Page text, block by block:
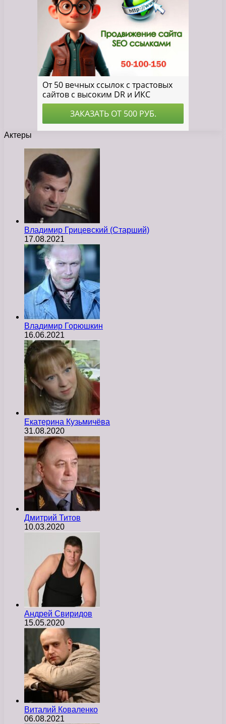
Актеры
Владимир Грицевский (Старший)
17.08.2021
Владимир Горюшкин
16.06.2021
Екатерина Кузьмичёва
31.08.2020
Дмитрий Титов
10.03.2020
Андрей Свиридов
15.05.2020
Виталий Коваленко
06.08.2021